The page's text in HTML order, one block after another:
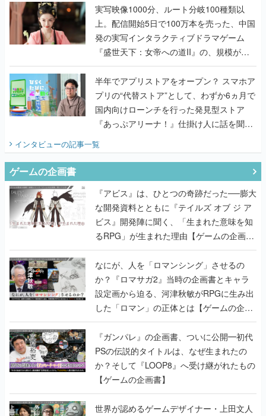
んだレジェンド2人に訊く開発秘話
実写映像1000分、ルート分岐100種類以
上。配信開始5日で100万本を売った、中国
発の実写インタラクティブドラマゲーム
『盛世天下：女帝への道II』の、規模が違
うこだわりをプロデューサーに聞いた
半年でアプリストアをオープン？ スマホア
プリの“代替ストア”として、わずか6ヵ月で
国内向けローンチを行った発見型ストア
『あっぷアリーナ！』仕掛け人に話を聞い
てみた
インタビューの記事一覧
ゲームの企画書
『アビス』は、ひとつの奇跡だった──膨大
な開発資料とともに『テイルズ オブ ジ ア
ビス』開発陣に聞く、「生まれた意味を知
るRPG」が生まれた理由【ゲームの企画
書】
なにが、人を「ロマンシング」させるの
か？『ロマサガ2』当時の企画書とキャラ
設定画から迫る、河津秋敏がRPGに生み出
した「ロマン」の正体とは【ゲームの企画
書】
『ガンパレ』の企画書、ついに公開━初代
PSの伝説的タイトルは、なぜ生まれたの
か？そして『LOOP8』へ受け継がれたもの
【ゲームの企画書】
世界が認めるゲームデザイナー・上田文人